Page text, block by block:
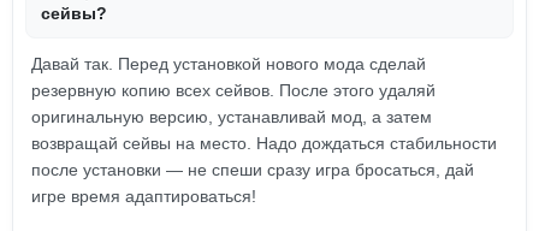
сейвы?
Давай так. Перед установкой нового мода сделай
резервную копию всех сейвов. После этого удаляй
оригинальную версию, устанавливай мод, а затем
возвращай сейвы на место. Надо дождаться стабильности
после установки — не спеши сразу игра бросаться, дай
игре время адаптироваться!